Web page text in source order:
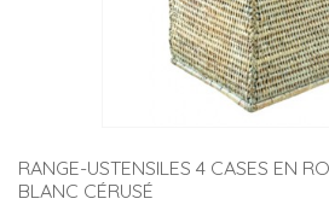
RANGE-USTENSILES 4 CASES EN
BLANC CÉRUSÉ